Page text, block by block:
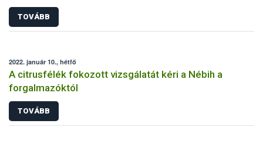
TOVÁBB
2022. január 10., hétfő
A citrusfélék fokozott vizsgálatát kéri a Nébih a
forgalmazóktól
TOVÁBB